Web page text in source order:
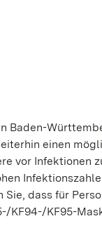
Baden-
einen
vor Infektionen
dass für
KF94-/KF95-